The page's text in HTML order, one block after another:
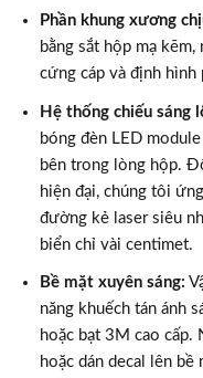
Phần khung xương
bằng sắt hộp mạ
cứng cáp và định hình
Hệ thống chiếu sáng
bóng đèn LED
bên trong lòng hộp.
hiện đại, chúng tôi
đường kẻ laser siêu
biển chỉ vài centimet.
Bề mặt xuyên sáng:
năng khuếch tán ánh
hoặc bạt 3M cao
hoặc dán decal lên bề